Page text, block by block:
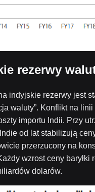
rezerwy
indyjskie rezerwy jest
waluty”. Konflikt na
importu Indii. Przy
od lat stabilizują
przerzucony na
wzrost ceny
dolarów.